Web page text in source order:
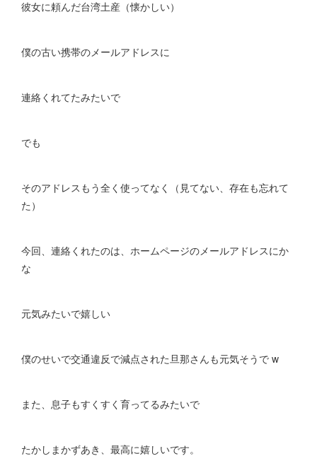
彼女に頼んだ台湾土産（懐かしい）
僕の古い携帯のメールアドレスに
連絡くれてたみたいで
でも
そのアドレスもう全く使ってなく（見てない、存在も忘れて
た）
今回、連絡くれたのは、ホームページのメールアドレスにか
な
元気みたいで嬉しい
僕のせいで交通違反で減点された旦那さんも元気そうで w
また、息子もすくすく育ってるみたいで
たかしまかずあき、最高に嬉しいです。